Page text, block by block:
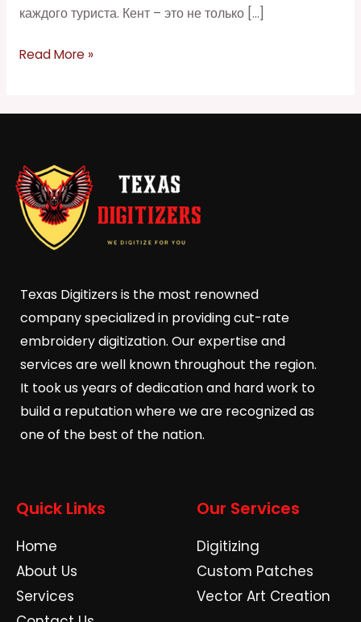
каждого туриста. Кент – это не только […]
Read More »
Texas Digitizers is the most renowned
company specialized in providing cut-rate
embroidery digitization. Our expertise and
services are well known throughout the region.
It took us years of dedication and hard work to
build a reputation where we are recognized as
one of the best of the nation.
Quick Links
Home
About Us
Services
Our Services
Digitizing
Custom Patches
Vector Art Creation